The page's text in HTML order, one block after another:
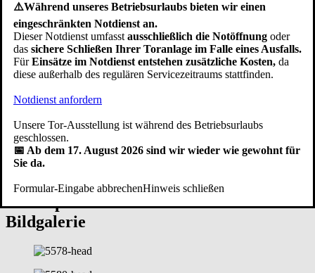
Bei Pfullendorfer Tor-Systeme® entstehen dieGaragen
Schwingtore seit 1949in Handarbeit durch erfahrene Schlosser und
Schreiner - unterstützt von modernen Bearbeitungsmaschinen.
Unsere eigene Produktion ist nach den NormenDIN EN ISO 9001
undDIN EN ISO 14001sowohl qualitäts- als auch
umweltzertifiziert. Unsere Handwerker fertigen Kipptore mit
der hochwertigen Verarbeitung stimmt bei einer
dass SieSchwingtor Ersatzteilewie Federn oder Garagentoröffner
auch viele Jahre nach dem
bestellen können.
Schwingtor Kipptor mit Antrieb / Fenster
/ SchlupftürPfullendorfer Ideen
Bildgalerie
⚠️Während unseres Betriebsurlaubs bieten wir einen
eingeschränkten Notdienst an.
Dieser Notdienst umfasstausschließlich die Notöffnung oder
das sichere Schließen Ihrer Toranlage im Falle eines Ausfalls.
FürEinsätze im Notdienst entstehen zusätzliche Kosten, da
diese außerhalb des regulären Servicezeitraums stattfinden.
Notdienst anfordern
Unsere Tor-Ausstellung ist während des Betriebsurlaubs
geschlossen.
📅 Ab dem 17. August 2026 sind wir wieder wie gewohnt für
Sie da.
Formular-Eingabe abbrechenHinweis schließen